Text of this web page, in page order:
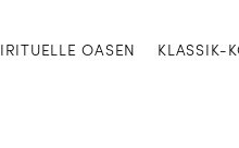
OASEN KLASSIK-